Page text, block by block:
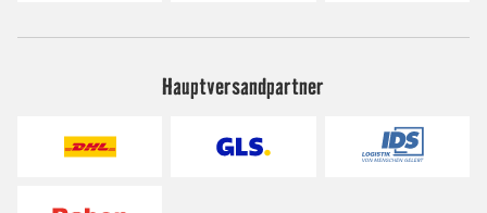
Hauptversandpartner